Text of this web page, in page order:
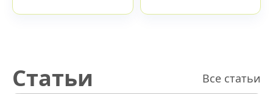
Статьи Все статьи